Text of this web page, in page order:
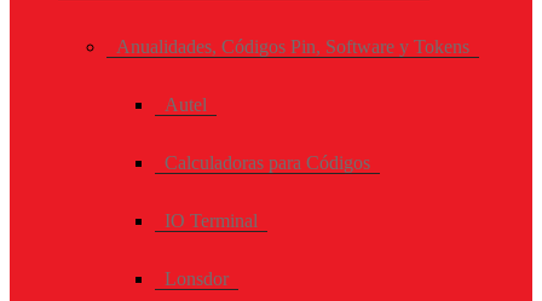
Anualidades, Códigos Pin, Software y Tokens
Autel
Calculadoras para Códigos
IO Terminal
Lonsdor